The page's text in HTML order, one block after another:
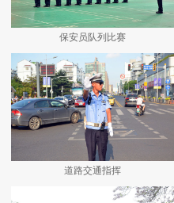
保安员队列比赛
道路交通指挥